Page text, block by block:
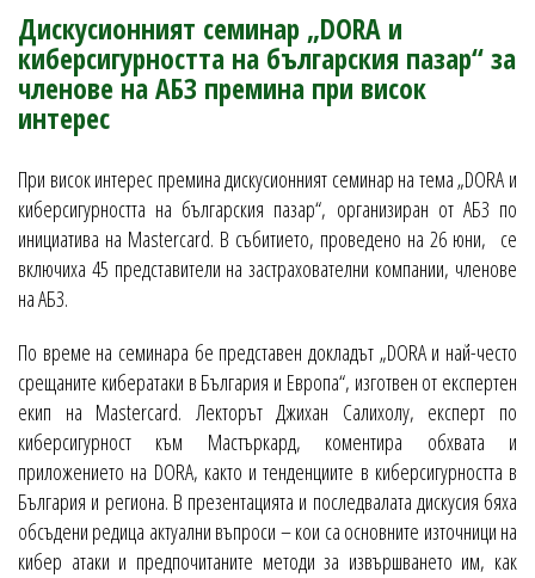
Дискусионният семинар „DORA и
киберсигурността на българския пазар“ за
членове на АБЗ премина при висок
интерес
При висок интерес премина дискусионният семинар на тема „DORA и
киберсигурността на българския пазар“, организиран от АБЗ по
инициатива на Mastercard. В събитието, проведено на 26 юни, се
включиха 45 представители на застрахователни компании, членове
на АБЗ.
По време на семинара бе представен докладът „DORA и най-често
срещаните кибератаки в България и Европа“, изготвен от експертен
екип на Mastercard. Лекторът Джихан Салихолу, експерт по
киберсигурност към Мастъркард, коментира обхвата и
приложението на DORA, както и тенденциите в киберсигурността в
България и региона. В презентацията и последвалата дискусия бяха
обсъдени редица актуални въпроси – кои са основните източници на
кибер атаки и предпочитаните методи за извършването им, как